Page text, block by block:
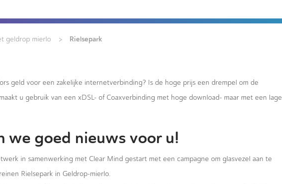
geldrop mierlo > Rielsepark
geld voor een zakelijke internetverbinding? Is de hoge prijs een drempel om de
u gebruik van een xDSL- of Coaxverbinding met hoge download- maar met een lage
we goed nieuws voor u!
in samenwerking met Clear Mind gestart met een campagne om glasvezel aan te
Rielsepark in Geldrop-mierlo.